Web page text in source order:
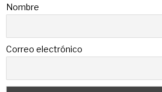
Nombre
Correo electrónico